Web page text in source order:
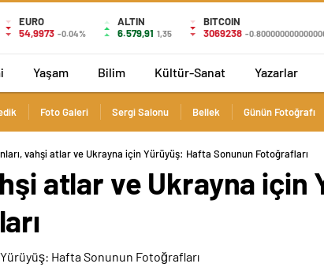
EURO
54,9973 -0.04%
ALTIN
6.579,91 1,35
BITCOIN
3069238 -
Yaşam Bilim Kültür-Sanat Yazarlar
Foto Galeri Sergi Salonu Bellek Günün Fotoğrafı
vahşi atlar ve Ukrayna için Yürüyüş: Hafta Sonunun Fotoğrafları
atlar ve Ukrayna